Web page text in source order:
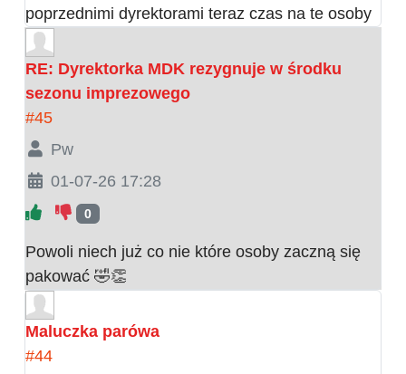
poprzednimi dyrektorami teraz czas na te osoby
RE: Dyrektorka MDK rezygnuje w środku
sezonu imprezowego
#45
Pw
01-07-26 17:28
0
Powoli niech już co nie które osoby zaczną się
pakować 🤣👏
Maluczka parówa
#44